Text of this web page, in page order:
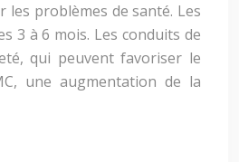
problèmes de santé. Les
3 à 6 mois. Les conduits de
qui peuvent favoriser le
une augmentation de la